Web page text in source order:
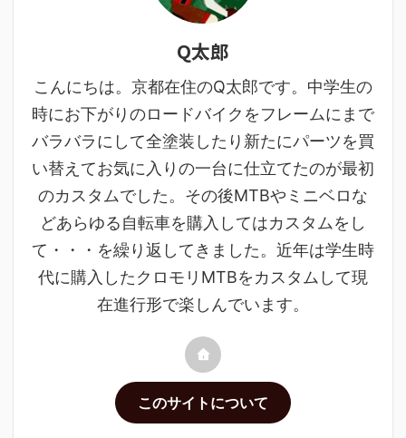
Q太郎
こんにちは。京都在住のQ太郎です。中学生の
時にお下がりのロードバイクをフレームにまで
バラバラにして全塗装したり新たにパーツを買
い替えてお気に入りの一台に仕立てたのが最初
のカスタムでした。その後MTBやミニベロな
どあらゆる自転車を購入してはカスタムをし
て・・・を繰り返してきました。近年は学生時
代に購入したクロモリMTBをカスタムして現
在進行形で楽しんでいます。
このサイトについて